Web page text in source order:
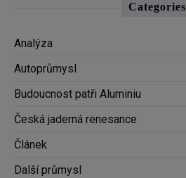
Categories
Analýza
Autoprůmysl
Budoucnost patři Aluminiu
Česká jaderná renesance
Článek
Další průmysl